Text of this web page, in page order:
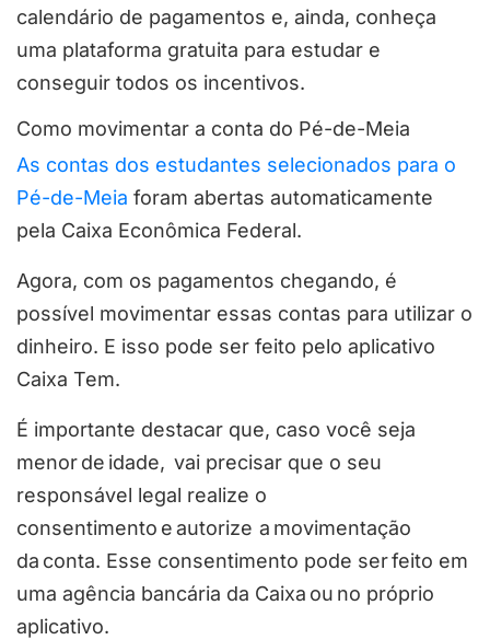
calendário de pagamentos e, ainda, conheça
uma plataforma gratuita para estudar e
conseguir todos os incentivos.
Como movimentar a conta do Pé-de-Meia
As contas dos estudantes selecionados para o
Pé-de-Meia foram abertas automaticamente
pela Caixa Econômica Federal.
Agora, com os pagamentos chegando, é
possível movimentar essas contas para utilizar o
dinheiro. E isso pode ser feito pelo aplicativo
Caixa Tem.
É importante destacar que, caso você seja
menor de idade, vai precisar que o seu
responsável legal realize o
consentimento e autorize a movimentação
da conta. Esse consentimento pode ser feito em
uma agência bancária da Caixa ou no próprio
aplicativo.